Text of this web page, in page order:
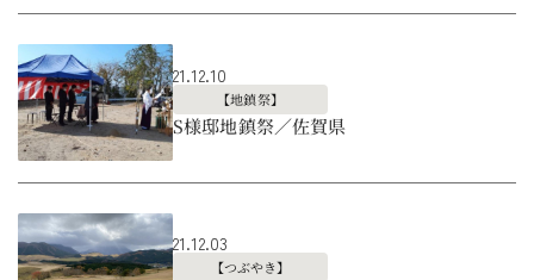
21.12.10
【地鎮祭】
S様邸地鎮祭／佐賀県
21.12.03
【つぶやき】